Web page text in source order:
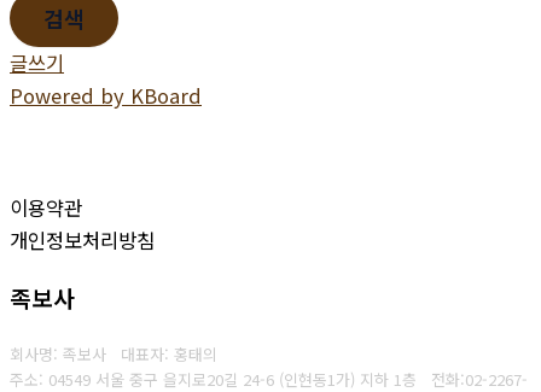
검색
글쓰기
Powered by KBoard
이용약관
개인정보처리방침
족보사
회사명: 족보사 대표자: 홍태의
주소: 04549 서울 중구 을지로20길 24-6 (인현동1가) 지하 1층 전화:02-2267-